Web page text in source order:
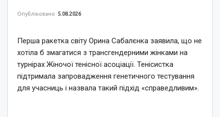
Опубліковано 5.08.2026
Перша ракетка світу Орина Сабалєнка заявила, що не
хотіла б змагатися з трансгендерними жінками на
турнірах Жіночої тенісної асоціації. Тенісистка
підтримала запровадження генетичного тестування
для учасниць і назвала такий підхід «справедливим».